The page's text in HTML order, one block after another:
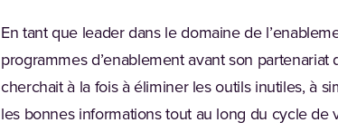
En tant que leader dans le domaine de
programmes d’enablement avant son
cherchait à la fois à éliminer les outils inutiles, à
les bonnes informations tout au long du cycle de